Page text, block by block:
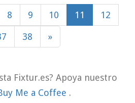
8 9 10 11 12
38 »
Fixtur.es? Apoya nuestro
Me a Coffee .